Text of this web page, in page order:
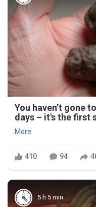
You haven’t gone
days – it's the first
More
410 94
5 h 5 min